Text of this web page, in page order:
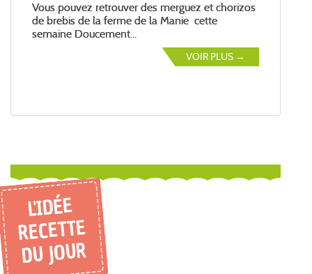
Vous pouvez retrouver des merguez et chorizos
de brebis de la ferme de la Manie cette
semaine Doucement...
VOIR PLUS →
L'IDÉE
RECETTE
DU JOUR